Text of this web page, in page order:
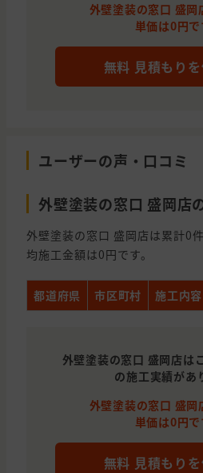
外壁塗装の窓口 盛岡
単価は0円で
無料 見積もり
ユーザーの声・口コミ
外壁塗装の窓口 盛岡店
外壁塗装の窓口 盛岡店は累計0
均施工金額は0円です。
都道府県 市区町村 施工内容
外壁塗装の窓口 盛岡店は
の施工実績があ
外壁塗装の窓口 盛岡
単価は0円で
無料 見積もり